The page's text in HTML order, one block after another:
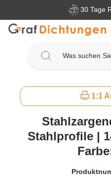
Zum Hauptinhalt springen30 Tage
1:1
Stahlprofile |